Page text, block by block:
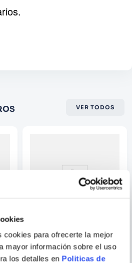
cookies para ofrecerte la mejor
mayor información sobre el uso
los detalles en Politicas de
producto de 1 a 5
VER TODOS
VARIOS AUTORES
STAR WARS - DOCTOR